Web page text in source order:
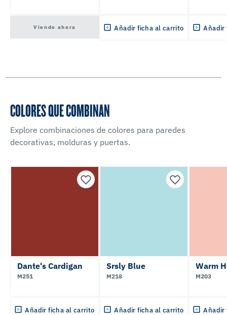
Viendo ahora Añadir ficha al carrito Añadir
COLORES QUE COMBINAN
Explore combinaciones de colores para paredes
decorativas, molduras y puertas.
Dante's Cardigan
M251
Añadir ficha al carrito
Srsly Blue
M218
Añadir ficha al carrito
Warm
M203
Añadir